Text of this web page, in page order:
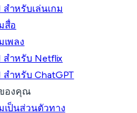
สำหรับเล่นเกม
สื่อ
เพลง
สำหรับ Netflix
สำหรับ ChatGPT
องคุณ
เป็นส่วนตัวทาง